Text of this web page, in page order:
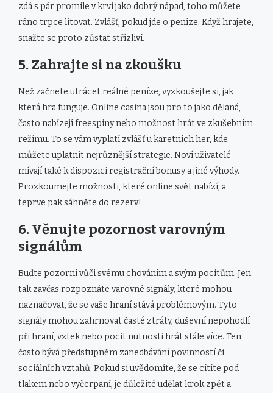
zdá s pár promile v krvi jako dobrý nápad, toho můžete
ráno trpce litovat. Zvlášť, pokud jde o peníze. Když hrajete,
snažte se proto zůstat střízliví.
5. Zahrajte si na zkoušku
Než začnete utrácet reálné peníze, vyzkoušejte si, jak
která hra funguje. Online casina jsou pro to jako dělaná,
často nabízejí freespiny nebo možnost hrát ve zkušebním
režimu. To se vám vyplatí zvlášť u karetních her, kde
můžete uplatnit nejrůznější strategie. Noví uživatelé
mívají také k dispozici registrační bonusy a jiné výhody.
Prozkoumejte možnosti, které online svět nabízí, a
teprve pak sáhněte do rezerv!
6. Věnujte pozornost varovným
signálům
Buďte pozorní vůči svému chováním a svým pocitům. Jen
tak zavčas rozpoznáte varovné signály, které mohou
naznačovat, že se vaše hraní stává problémovým. Tyto
signály mohou zahrnovat časté ztráty, duševní nepohodlí
při hraní, vztek nebo pocit nutnosti hrát stále více. Ten
často bývá předstupněm zanedbávání povinností či
sociálních vztahů. Pokud si uvědomíte, že se cítíte pod
tlakem nebo vyčerpaní, je důležité udělat krok zpět a